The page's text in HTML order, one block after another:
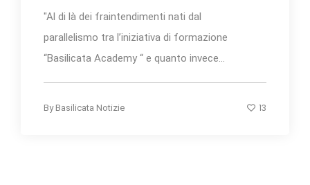
"Al di là dei fraintendimenti nati dal
parallelismo tra l’iniziativa di formazione
“Basilicata Academy “ e quanto invece...
By Basilicata Notizie 13